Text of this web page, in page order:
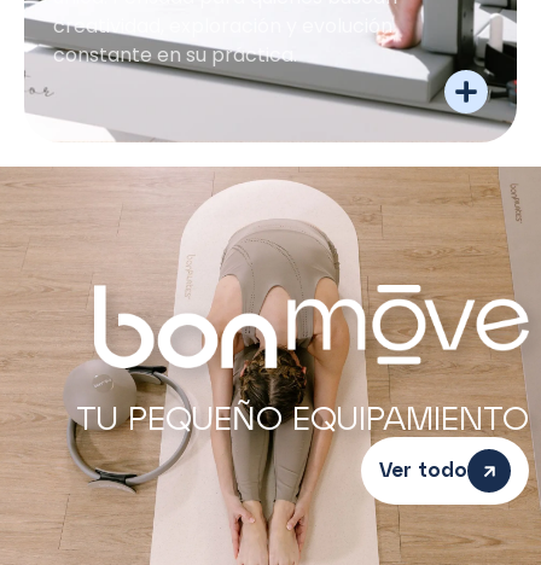
creatividad, exploración y evolución
constante en su práctica.
TU PEQUEÑO EQUIPAMIENTO
Ver todo